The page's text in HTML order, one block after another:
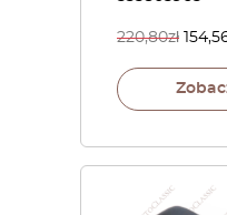
220,80zł